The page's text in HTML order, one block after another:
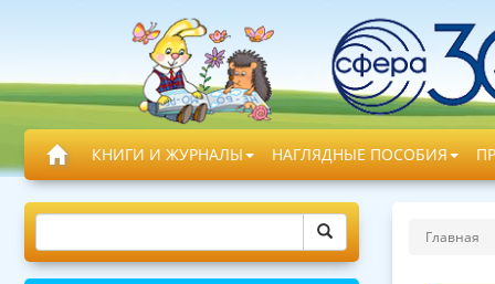
КНИГИ И ЖУРНАЛЫ НАГЛЯДНЫЕ ПОСОБИЯ
Главная